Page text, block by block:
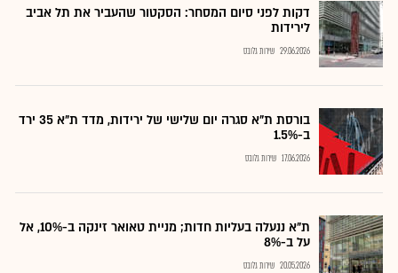
דקות לפני סיום המסחר: הסקטור שהעביר את תל אביב
לירידות
29.06.2026 שירות גלובס
בורסת ת"א סגרה יום שלישי של ירידות, מדד ת"א 35 ירד
ב-1.5%
17.06.2026 שירות גלובס
ת"א ננעלה בעליות חדות; מניית טאואר זינקה ב-10%, אל
על ב-8%
20.05.2026 שירות גלובס